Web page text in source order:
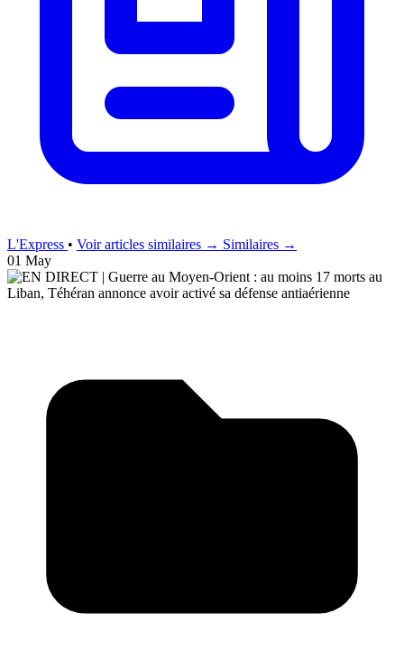
L'Express • Voir articles similaires → Similaires →
01 May